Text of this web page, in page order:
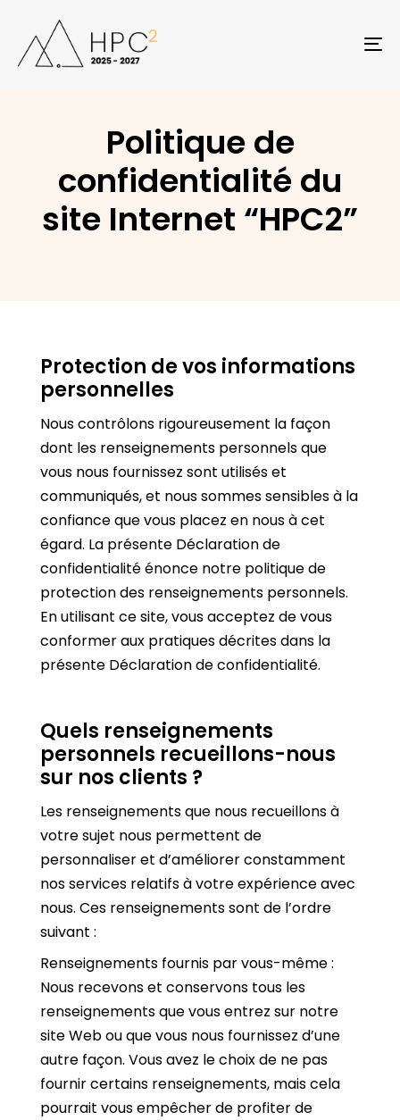
to
primary
Politique de
confidentialité du
site Internet “HPC2”
Protection de vos informations
personnelles
Nous contrôlons rigoureusement la façon
dont les renseignements personnels que
vous nous fournissez sont utilisés et
communiqués, et nous sommes sensibles à la
confiance que vous placez en nous à cet
égard. La présente Déclaration de
confidentialité énonce notre politique de
protection des renseignements personnels.
En utilisant ce site, vous acceptez de vous
conformer aux pratiques décrites dans la
présente Déclaration de confidentialité.
Quels renseignements
personnels recueillons-nous
sur nos clients ?
Les renseignements que nous recueillons à
votre sujet nous permettent de
personnaliser et d’améliorer constamment
nos services relatifs à votre expérience avec
nous. Ces renseignements sont de l’ordre
suivant :
Renseignements fournis par vous-même :
Nous recevons et conservons tous les
renseignements que vous entrez sur notre
site Web ou que vous nous fournissez d’une
autre façon. Vous avez le choix de ne pas
fournir certains renseignements, mais cela
pourrait vous empêcher de profiter de